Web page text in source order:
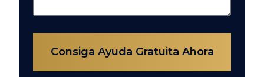
Consiga Ayuda Gratuita Ahora